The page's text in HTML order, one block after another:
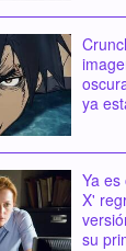
ya
Ya
X'
su